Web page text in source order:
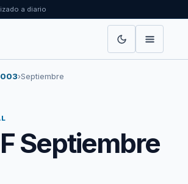
a diario
›Septiembre
Septiembre